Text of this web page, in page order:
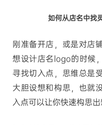
如何从店名中找
刚准备开店，或是对店
想设计店名logo的时候
寻找切入点，思维总是
大胆设想和构思，也就
入点可以让你快速构思